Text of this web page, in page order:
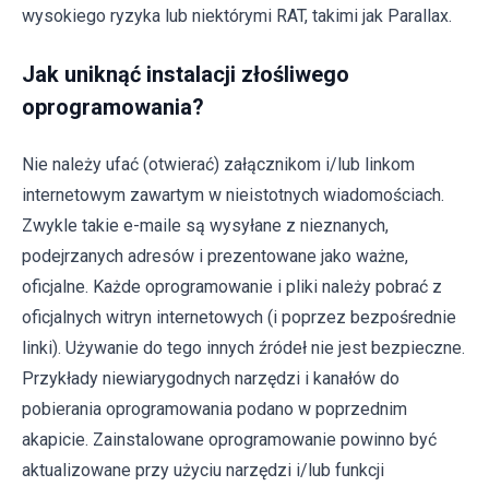
wysokiego ryzyka lub niektórymi RAT, takimi jak Parallax.
Jak uniknąć instalacji złośliwego
oprogramowania?
Nie należy ufać (otwierać) załącznikom i/lub linkom
internetowym zawartym w nieistotnych wiadomościach.
Zwykle takie e-maile są wysyłane z nieznanych,
podejrzanych adresów i prezentowane jako ważne,
oficjalne. Każde oprogramowanie i pliki należy pobrać z
oficjalnych witryn internetowych (i poprzez bezpośrednie
linki). Używanie do tego innych źródeł nie jest bezpieczne.
Przykłady niewiarygodnych narzędzi i kanałów do
pobierania oprogramowania podano w poprzednim
akapicie. Zainstalowane oprogramowanie powinno być
aktualizowane przy użyciu narzędzi i/lub funkcji